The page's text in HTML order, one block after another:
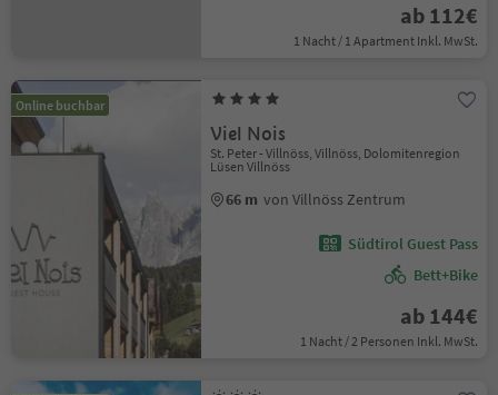
ab 112€
1 Nacht / 1 Apartment Inkl. MwSt.
Online buchbar
Viel Nois
St. Peter - Villnöss, Villnöss, Dolomitenregion
Lüsen Villnöss
66 m von Villnöss Zentrum
Südtirol Guest Pass
Bett+Bike
ab 144€
1 Nacht / 2 Personen Inkl. MwSt.